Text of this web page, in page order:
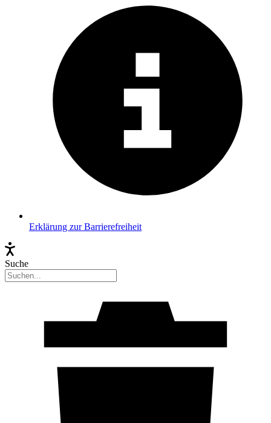
Erklärung zur Barrierefreiheit
Suche